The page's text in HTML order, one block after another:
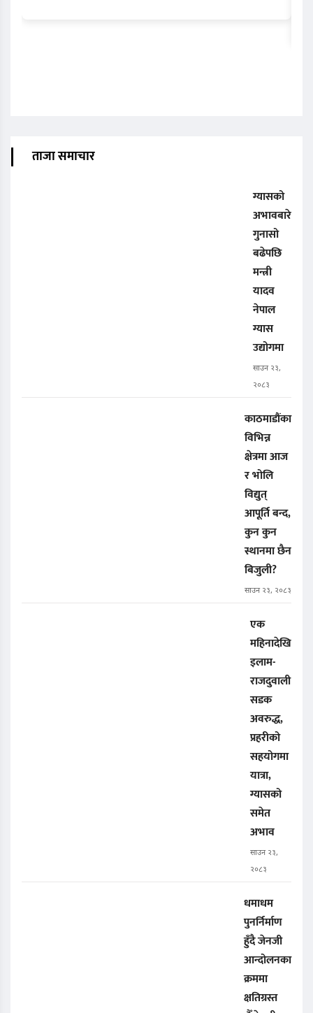
ताजा समाचार
ग्यासको
अभावबारे
गुनासो
बढेपछि
मन्त्री
यादव
नेपाल
ग्यास
उद्योगमा
साउन २३,
२०८३
काठमाडौंका
विभिन्न
क्षेत्रमा आज
र भोलि
विद्युत्
आपूर्ति बन्द,
कुन कुन
स्थानमा छैन
बिजुली?
साउन २३, २०८३
एक
महिनादेखि
इलाम-
राजदुवाली
सडक
अवरुद्ध,
प्रहरीको
सहयोगमा
यात्रा,
ग्यासको
समेत
अभाव
साउन २३,
२०८३
धमाधम
पुनर्निर्माण
हुँदै जेनजी
आन्दोलनका
क्रममा
क्षतिग्रस्त